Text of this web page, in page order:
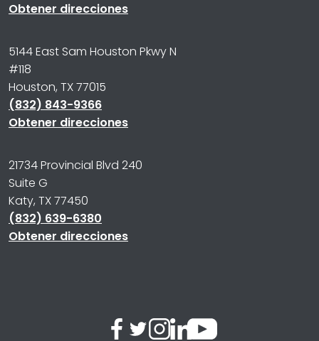
Obtener direcciones
5144 East Sam Houston Pkwy N
#118
Houston, TX 77015
(832) 843-9366
Obtener direcciones
21734 Provincial Blvd 240
Suite G
Katy, TX 77450
(832) 639-6380
Obtener direcciones